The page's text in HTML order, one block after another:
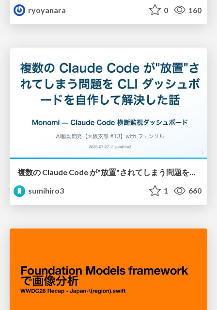
ryoyanara
0 160
複数の Claude Code が"放置"されてしまう問題をCLI ダッシュボードを自作して解決した話
sumihiro3
1 660